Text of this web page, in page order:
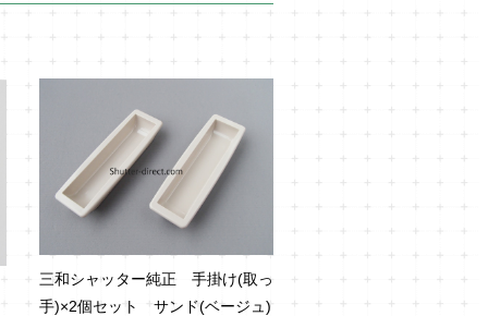
三和シャッター純正 手掛け(取っ
手)×2個セット サンド(ベージュ)